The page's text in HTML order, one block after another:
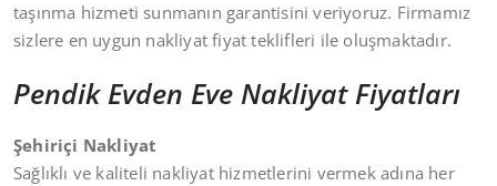
taşınma hizmeti sunmanın garantisini veriyoruz. Firmamız
sizlere en uygun nakliyat fiyat teklifleri ile oluşmaktadır.
Pendik Evden Eve Nakliyat Fiyatları
Şehiriçi Nakliyat
Sağlıklı ve kaliteli nakliyat hizmetlerini vermek adına her